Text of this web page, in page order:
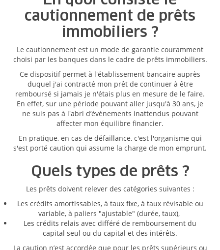
cautionnement de prêts
immobiliers ?
Le cautionnement est un mode de garantie couramment
choisi par les banques dans le cadre de prêts immobiliers.
Ce dispositif permet à l'établissement bancaire auprès
duquel j'ai contracté mon prêt de continuer à être
remboursé si jamais je n'étais plus en mesure de le faire.
En effet, sur une période pouvant aller jusqu'à 30 ans, je
ne suis pas à l'abri d’événements inattendus pouvant
affecter mon équilibre financier.
En pratique, en cas de défaillance, c'est l'organisme qui
s'est porté caution qui assume la charge de mon emprunt.
Quels types de prêts ?
Les prêts doivent relever des catégories suivantes :
Les crédits amortissables, à taux fixe, à taux révisable ou
variable, à paliers "ajustable" (durée, taux),
Les crédits relais avec différé de remboursement du
capital seul ou du capital et des intérêts.
La caution n’est accordée que pour les prêts supérieurs ou